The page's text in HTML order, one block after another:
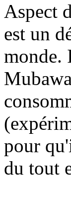
Aspect
est un
monde.
pour
du tout